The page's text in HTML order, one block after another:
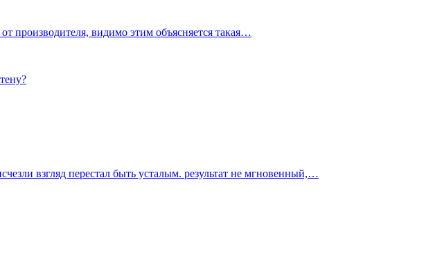
производителя, видимо этим объясняется такая…
взгляд перестал быть усталым. результат не мгновенный,…